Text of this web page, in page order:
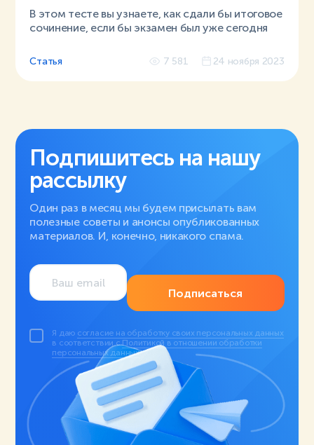
В этом тесте вы узнаете, как сдали бы итоговое
сочинение, если бы экзамен был уже сегодня
Статья 7 581 24 ноября 2023
Подпишитесь на нашу
рассылку
Один раз в месяц мы будем присылать вам
полезные советы и анонсы опубликованных
материалов. И, конечно, никакого спама.
Подписаться
Я даю согласие на обработку своих персональных данных
в соответствии сПолитикой в отношении обработки
персональных данных.